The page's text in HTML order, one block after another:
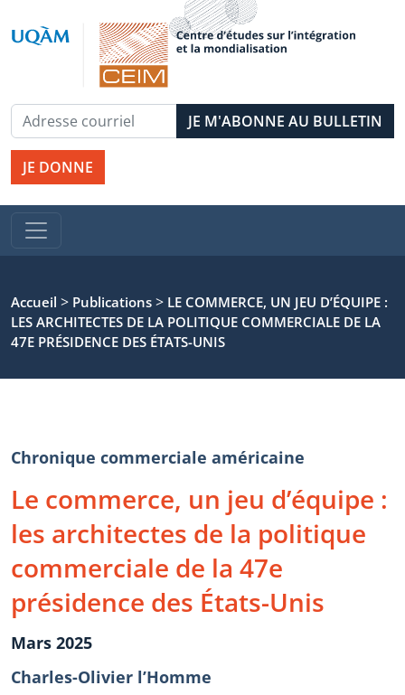
JE DONNE
Accueil > Publications > LE COMMERCE, UN JEU D’ÉQUIPE :
LES ARCHITECTES DE LA POLITIQUE COMMERCIALE DE LA
47E PRÉSIDENCE DES ÉTATS-UNIS
Chronique commerciale américaine
Le commerce, un jeu d’équipe :
les architectes de la politique
commerciale de la 47e
présidence des États-Unis
Mars 2025
Charles-Olivier l’Homme